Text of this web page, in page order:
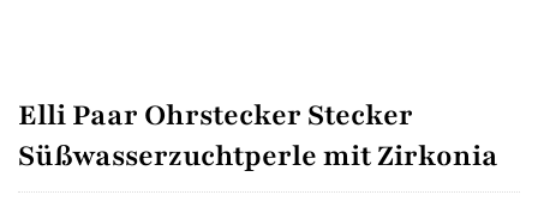
Elli Paar Ohrstecker Stecker
Süßwasserzuchtperle mit Zirkonia